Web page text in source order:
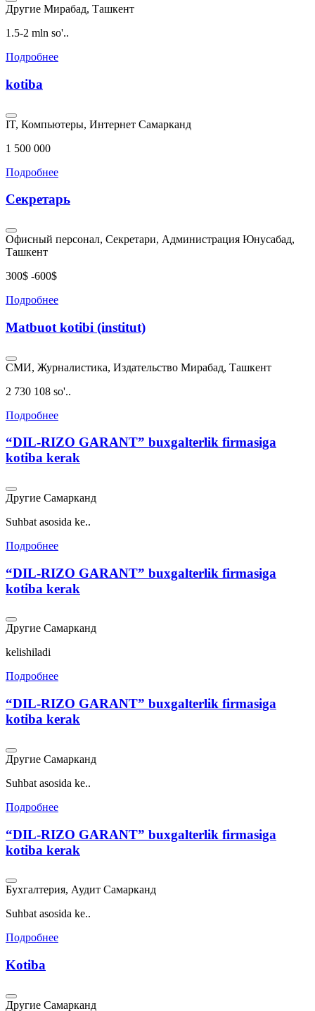
Другие Мирабад, Ташкент
1.5-2 mln so'..
Подробнее
kotiba
IT, Компьютеры, Интернет Самарканд
1 500 000
Подробнее
Секретарь
Офисный персонал, Секретари, Администрация Юнусабад,
Ташкент
300$ -600$
Подробнее
Matbuot kotibi (institut)
СМИ, Журналистика, Издательство Мирабад, Ташкент
2 730 108 so'..
Подробнее
“DIL-RIZO GARANT” buxgalterlik firmasiga
kotiba kerak
Другие Самарканд
Suhbat asosida ke..
Подробнее
“DIL-RIZO GARANT” buxgalterlik firmasiga
kotiba kerak
Другие Самарканд
kelishiladi
Подробнее
“DIL-RIZO GARANT” buxgalterlik firmasiga
kotiba kerak
Другие Самарканд
Suhbat asosida ke..
Подробнее
“DIL-RIZO GARANT” buxgalterlik firmasiga
kotiba kerak
Бухгалтерия, Аудит Самарканд
Suhbat asosida ke..
Подробнее
Kotiba
Другие Самарканд